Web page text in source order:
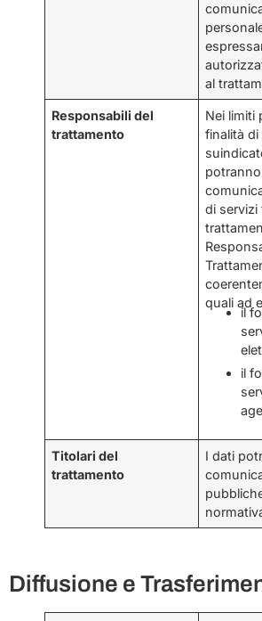
al
Responsabili del
trattamento
Nei limiti
finalità
di servizi
quali ad
il
il
Titolari del
trattamento
I dati
Diffusione e